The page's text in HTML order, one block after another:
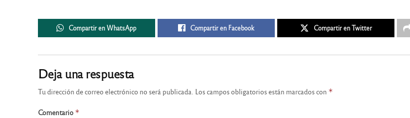
Compartir en WhatsApp Compartir en Facebook Compartir en Twitter
Deja una respuesta
Tu dirección de correo electrónico no será publicada. Los campos obligatorios están marcados con *
Comentario *